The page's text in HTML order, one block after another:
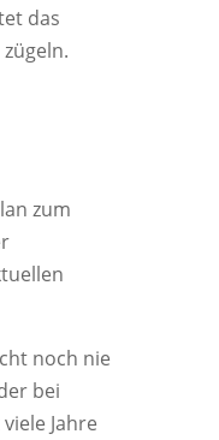
das
zum
noch nie
bei
Jahre